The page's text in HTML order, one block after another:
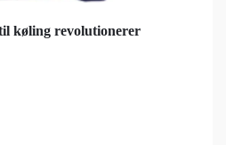
køling revolutionerer